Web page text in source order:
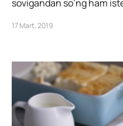
sovigandan so’ng ham
17 Mart, 2019